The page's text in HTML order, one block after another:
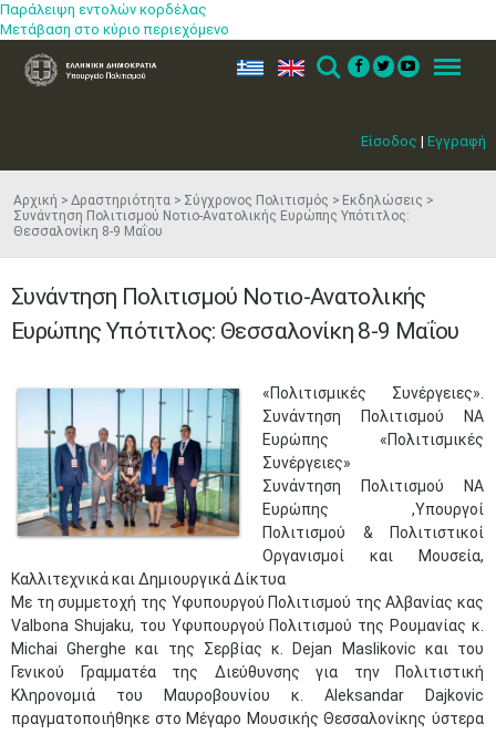
Παράλειψη εντολών κορδέλας
Μετάβαση στο κύριο περιεχόμενο
Είσοδος | Εγγραφή
ελ en Search Menu
Αρχική Δραστηριότητα Σύγχρονος Πολιτισμός
Εκδηλώσεις
Συνάντηση Πολιτισμού Νοτιο-Ανατολικής Ευρώπης Υπότιτλος:
Θεσσαλονίκη 8-9 Μαΐου
Συνάντηση Πολιτισμού Νοτιο-Ανατολικής
Ευρώπης Υπότιτλος: Θεσσαλονίκη 8-9 Μαΐου
«Πολιτισμικές Συνέργειες».
Συνάντηση Πολιτισμού ΝΑ
Ευρώπης ​«Πολιτισμικές
Συνέργειες»
Συνάντηση Πολιτισμού ΝΑ
Ευρώπης ,Υπουργοί
Πολιτισμού & Πολιτιστικοί
Οργανισμοί και Μουσεία,
Καλλιτεχνικά και Δημιουργικά Δίκτυα
Με τη συμμετοχή της Υφυπουργού Πολιτισμού της Αλβανίας κας
Valbona Shujaku, του Υφυπουργού Πολιτισμού της Ρουμανίας κ.
Michai Gherghe και της Σερβίας κ. Dejan Maslikovic και του
Γενικού Γραμματέα της Διεύθυνσης για την Πολιτιστική
Κληρονομιά του Μαυροβουνίου κ. Aleksandar Dajkovic
πραγματοποιήθηκε στο Μέγαρο Μουσικής Θεσσαλονίκης ύστερα